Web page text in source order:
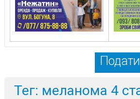
Тег: меланома 4